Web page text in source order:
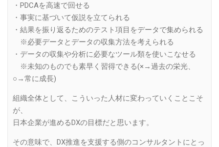
・PDCAを高速で回せる
・事実に基づいて仮説を立てられる
・結果を振り返るためのテスト項目をデータで集められる
※必要データとデータの収集方法を考えられる
・データの収集や分析に必要なツール類を使いこなせる
※未知のものでも素早く習得できる(×→過去の栄光、
○→常に成長)
組織全体として、こういった人材に変わっていくことこそ
が、
日本企業が進めるDXの目標だと思います。
その意味で、DX推進を支援する側のコンサルタントにとっ